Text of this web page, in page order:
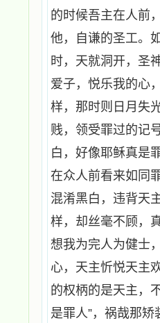
的时候吾主在人前
他，自谦的圣工。
时，天就洞开，圣
爱子，悦乐我的心
样，那时则日月失
贱，领受罪过的记
白，好像耶稣真是
在众人前看来如同
混淆黑白，违背天
样，却丝毫不顾，
想我为完人为健士
心，天主忻悦天主
的权柄的是天主，
是罪人”，祸哉那